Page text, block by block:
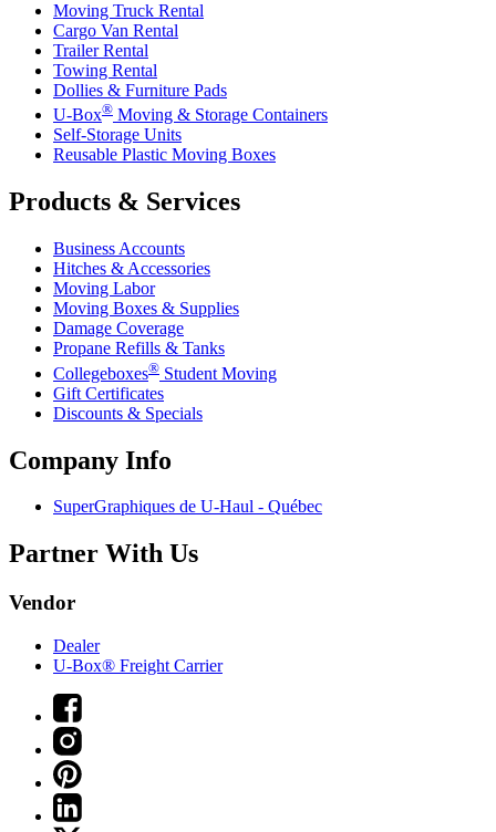
Moving Truck Rental
Cargo Van Rental
Trailer Rental
Towing Rental
Dollies & Furniture Pads
U-Box® Moving & Storage Containers
Self-Storage Units
Reusable Plastic Moving Boxes
Products & Services
Business Accounts
Hitches & Accessories
Moving Labor
Moving Boxes & Supplies
Damage Coverage
Propane Refills & Tanks
Collegeboxes® Student Moving
Gift Certificates
Discounts & Specials
Company Info
SuperGraphiques de U-Haul - Québec
Partner With Us
Vendor
Dealer
U-Box® Freight Carrier